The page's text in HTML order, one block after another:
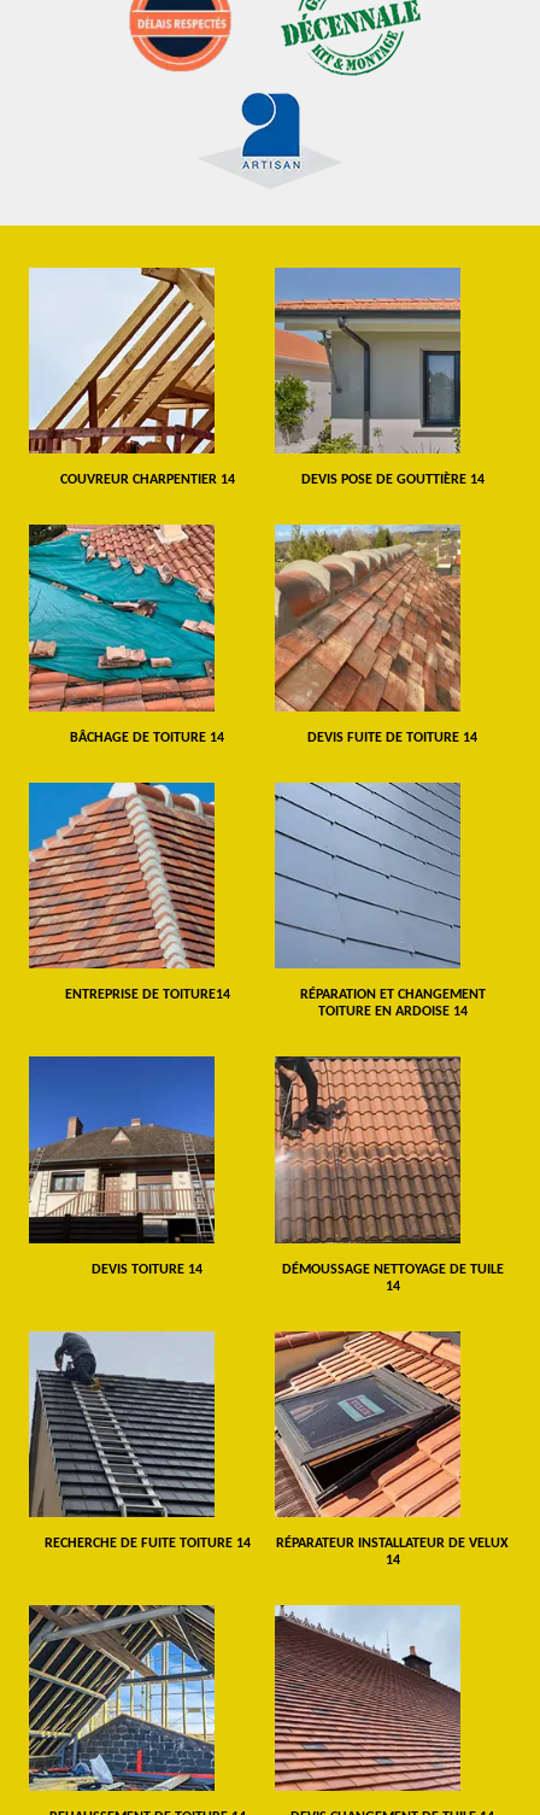
COUVREUR CHARPENTIER 14 DEVIS POSE DE GOUTTIÈRE 14
BÂCHAGE DE TOITURE 14 DEVIS FUITE DE TOITURE 14
ENTREPRISE DE TOITURE14
RÉPARATION ET CHANGEMENT
TOITURE EN ARDOISE 14
DEVIS TOITURE 14
DÉMOUSSAGE NETTOYAGE DE TUILE
14
RECHERCHE DE FUITE TOITURE 14
RÉPARATEUR INSTALLATEUR DE VELUX
14